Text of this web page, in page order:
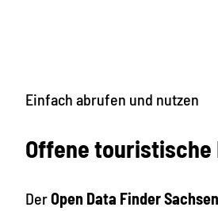
Einfach abrufen und nutzen
Offene touristische
DerOpen Data Finder Sachsen